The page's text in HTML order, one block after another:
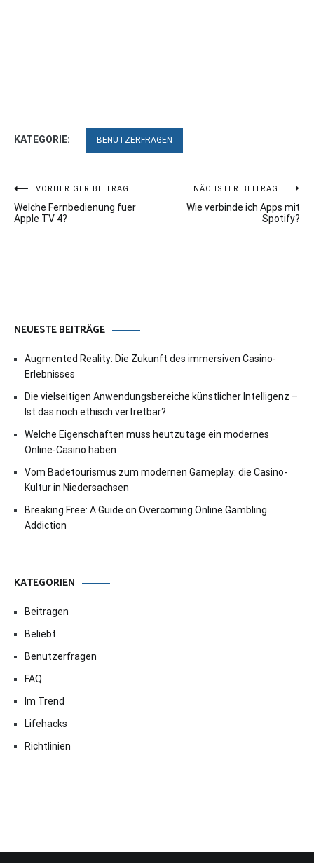
KATEGORIE: BENUTZERFRAGEN
Beitragsnavigation
VORHERIGER BEITRAG
Welche Fernbedienung fuer
Apple TV 4?
NÄCHSTER BEITRAG
Wie verbinde ich Apps mit
Spotify?
NEUESTE BEITRÄGE
Augmented Reality: Die Zukunft des immersiven Casino-
Erlebnisses
Die vielseitigen Anwendungsbereiche künstlicher Intelligenz –
Ist das noch ethisch vertretbar?
Welche Eigenschaften muss heutzutage ein modernes
Online-Casino haben
Vom Badetourismus zum modernen Gameplay: die Casino-
Kultur in Niedersachsen
Breaking Free: A Guide on Overcoming Online Gambling
Addiction
KATEGORIEN
Beitragen
Beliebt
Benutzerfragen
FAQ
Im Trend
Lifehacks
Richtlinien